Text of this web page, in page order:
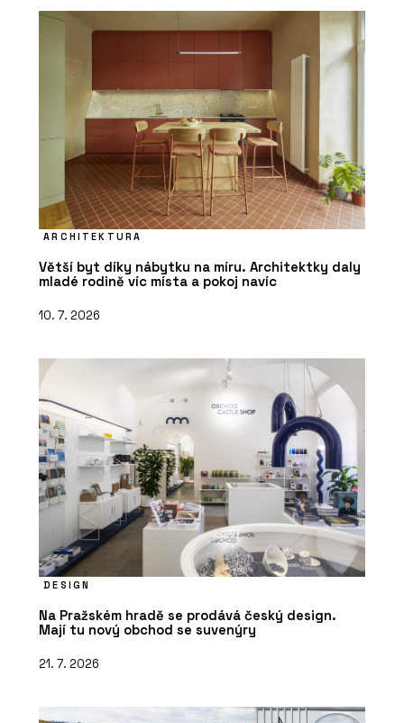
ČLÁNKY
Nové kanceláře v budově ze 60. let
inspirované brutalismem navazují na
to nejlepší z minulosti
PRODUKTY
Seating
ARCHITEKTURA
Větší byt díky nábytku na míru. Architektky daly
mladé rodině víc místa a pokoj navíc
10. 7. 2026
DESIGN
Na Pražském hradě se prodává český design.
Mají tu nový obchod se suvenýry
21. 7. 2026